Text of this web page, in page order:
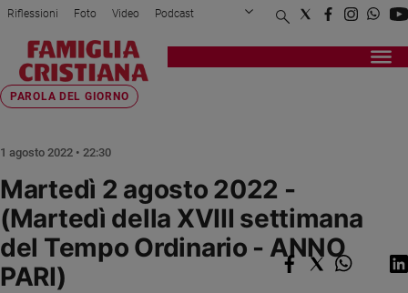
Attualità
Italia
Economia
Legalità
giustizia
Sport
Riflessioni Foto Video Podcast
Privacy Policy Chi siamo
Registrati Redazione
Home page> Fede e spiritualità
PAROLA DEL GIORNO
Martedì 2 agosto 2022 -
(Martedì della XVIII settimana
del Tempo Ordinario - ANNO
PARI)
1 agosto 2022 • 22:30